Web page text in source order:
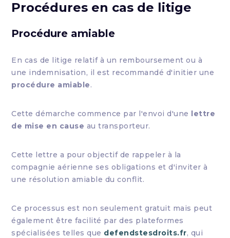
Procédures en cas de litige
Procédure amiable
En cas de litige relatif à un remboursement ou à
une indemnisation, il est recommandé d'initier une
procédure amiable.
Cette démarche commence par l'envoi d'une lettre
de mise en cause au transporteur.
Cette lettre a pour objectif de rappeler à la
compagnie aérienne ses obligations et d'inviter à
une résolution amiable du conflit.
Ce processus est non seulement gratuit mais peut
également être facilité par des plateformes
spécialisées telles que defendstesdroits.fr, qui